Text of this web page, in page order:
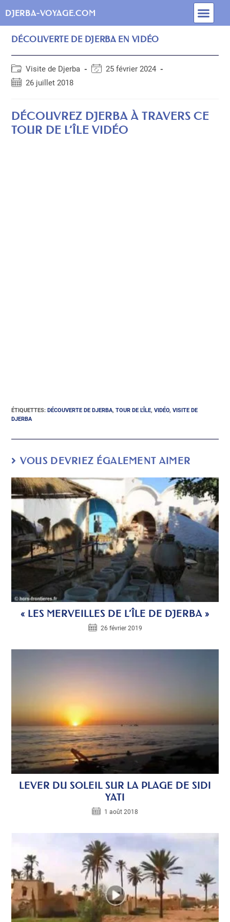
DJERBA-VOYAGE.COM
DÉCOUVERTE DE DJERBA EN VIDÉO
Visite de Djerba
25 février 2024
26 juillet 2018
DÉCOUVREZ DJERBA À TRAVERS CE
TOUR DE L’ÎLE VIDÉO
ÉTIQUETTES:DÉCOUVERTE DE DJERBA, TOUR DE L'ÎLE, VIDÉO, VISITE DE
DJERBA
VOUS DEVRIEZ ÉGALEMENT AIMER
« LES MERVEILLES DE L’ÎLE DE DJERBA »
26 février 2019
LEVER DU SOLEIL SUR LA PLAGE DE SIDI
YATI
1 août 2018